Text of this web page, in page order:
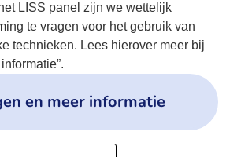
LISS panel zijn we wettelijk
te vragen voor het gebruik van
technieken. Lees hierover meer bij
en meer informatie